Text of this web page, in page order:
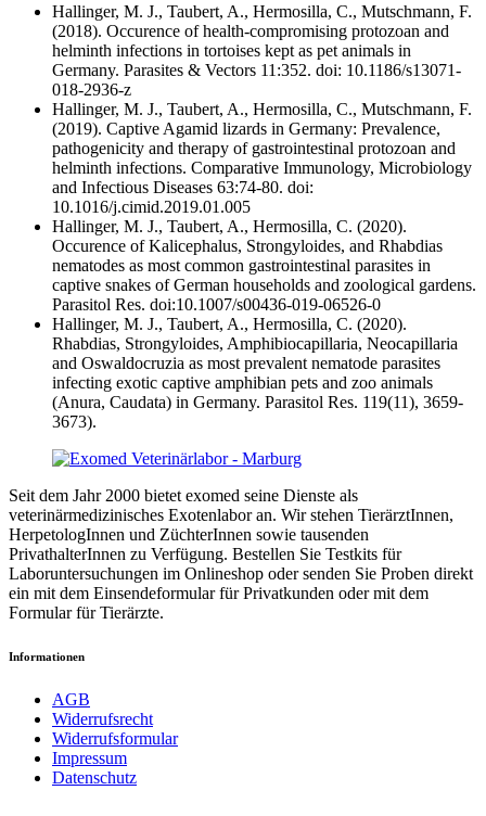
Hallinger, M. J., Taubert, A., Hermosilla, C., Mutschmann, F.
(2018). Occurence of health-compromising protozoan and
helminth infections in tortoises kept as pet animals in
Germany. Parasites & Vectors 11:352. doi: 10.1186/s13071-
018-2936-z
Hallinger, M. J., Taubert, A., Hermosilla, C., Mutschmann, F.
(2019). Captive Agamid lizards in Germany: Prevalence,
pathogenicity and therapy of gastrointestinal protozoan and
helminth infections. Comparative Immunology, Microbiology
and Infectious Diseases 63:74-80. doi:
10.1016/j.cimid.2019.01.005
Hallinger, M. J., Taubert, A., Hermosilla, C. (2020).
Occurence of Kalicephalus, Strongyloides, and Rhabdias
nematodes as most common gastrointestinal parasites in
captive snakes of German households and zoological gardens.
Parasitol Res. doi:10.1007/s00436-019-06526-0
Hallinger, M. J., Taubert, A., Hermosilla, C. (2020).
Rhabdias, Strongyloides, Amphibiocapillaria, Neocapillaria
and Oswaldocruzia as most prevalent nematode parasites
infecting exotic captive amphibian pets and zoo animals
(Anura, Caudata) in Germany. Parasitol Res. 119(11), 3659-
3673).
Seit dem Jahr 2000 bietet exomed seine Dienste als
veterinärmedizinisches Exotenlabor an. Wir stehen TierärztInnen,
HerpetologInnen und ZüchterInnen sowie tausenden
PrivathalterInnen zu Verfügung. Bestellen Sie Testkits für
Laboruntersuchungen im Onlineshop oder senden Sie Proben direkt
ein mit dem Einsendeformular für Privatkunden oder mit dem
Formular für Tierärzte.
Informationen
AGB
Widerrufsrecht
Widerrufsformular
Impressum
Datenschutz